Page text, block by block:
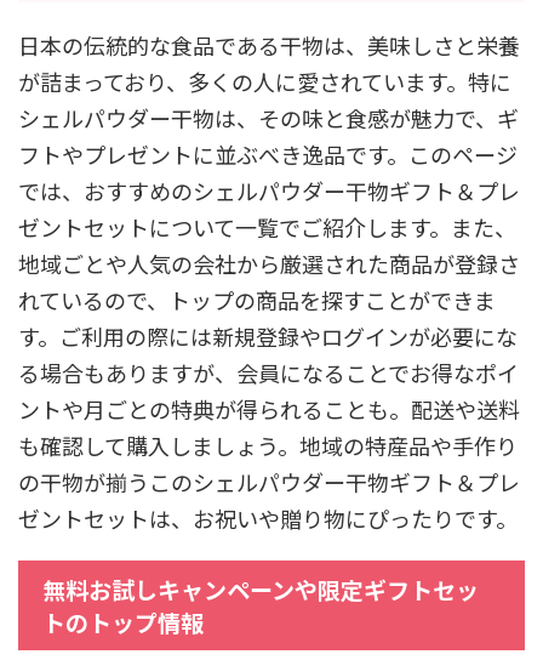
日本の伝統的な食品である干物は、美味しさと栄養
が詰まっており、多くの人に愛されています。特に
シェルパウダー干物は、その味と食感が魅力で、ギ
フトやプレゼントに並ぶべき逸品です。このページ
では、おすすめのシェルパウダー干物ギフト＆プレ
ゼントセットについて一覧でご紹介します。また、
地域ごとや人気の会社から厳選された商品が登録さ
れているので、トップの商品を探すことができま
す。ご利用の際には新規登録やログインが必要にな
る場合もありますが、会員になることでお得なポイ
ントや月ごとの特典が得られることも。配送や送料
も確認して購入しましょう。地域の特産品や手作り
の干物が揃うこのシェルパウダー干物ギフト＆プレ
ゼントセットは、お祝いや贈り物にぴったりです。
無料お試しキャンペーンや限定ギフトセッ
トのトップ情報